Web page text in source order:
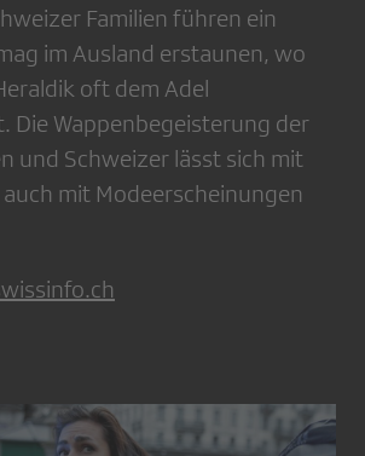
Familien führen ein
im Ausland erstaunen, wo
oft dem Adel
Die Wappenbegeisterung der
und Schweizer lässt sich mit
mit Modeerscheinungen